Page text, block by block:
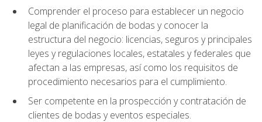
Comprender el proceso para establecer un negocio
legal de planificación de bodas y conocer la
estructura del negocio: licencias, seguros y principales
leyes y regulaciones locales, estatales y federales que
afectan a las empresas, así como los requisitos de
procedimiento necesarios para el cumplimiento.
Ser competente en la prospección y contratación de
clientes de bodas y eventos especiales.